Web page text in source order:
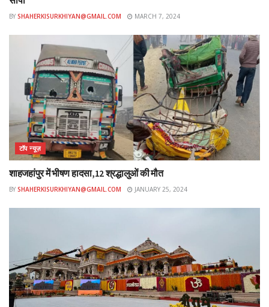
BY SHAHERKISURKHIYAN@GMAIL.COM MARCH 7, 2024
टॉप न्यूज़
शाहजहांपुर में भीषण हादसा,12 श्रद्धालुओं की मौत
BY SHAHERKISURKHIYAN@GMAIL.COM JANUARY 25, 2024